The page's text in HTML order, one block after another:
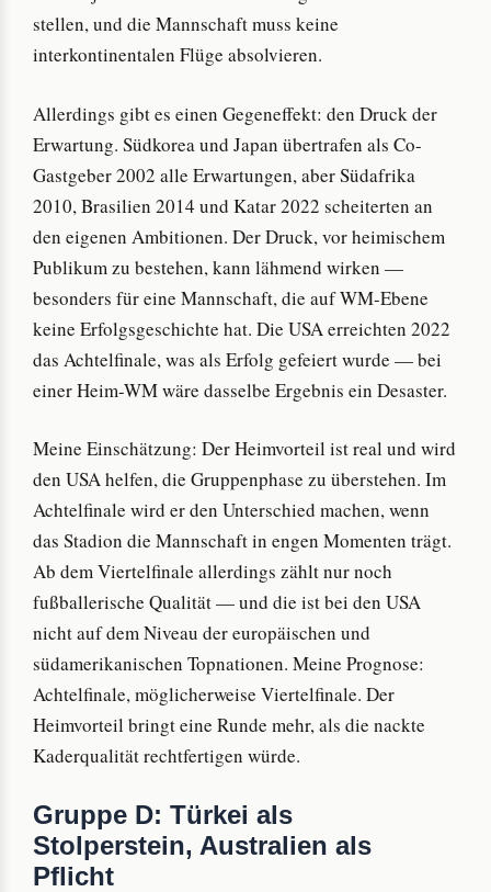
stellen, und die Mannschaft muss keine
interkontinentalen Flüge absolvieren.
Allerdings gibt es einen Gegeneffekt: den Druck der
Erwartung. Südkorea und Japan übertrafen als Co-
Gastgeber 2002 alle Erwartungen, aber Südafrika
2010, Brasilien 2014 und Katar 2022 scheiterten an
den eigenen Ambitionen. Der Druck, vor heimischem
Publikum zu bestehen, kann lähmend wirken —
besonders für eine Mannschaft, die auf WM-Ebene
keine Erfolgsgeschichte hat. Die USA erreichten 2022
das Achtelfinale, was als Erfolg gefeiert wurde — bei
einer Heim-WM wäre dasselbe Ergebnis ein Desaster.
Meine Einschätzung: Der Heimvorteil ist real und wird
den USA helfen, die Gruppenphase zu überstehen. Im
Achtelfinale wird er den Unterschied machen, wenn
das Stadion die Mannschaft in engen Momenten trägt.
Ab dem Viertelfinale allerdings zählt nur noch
fußballerische Qualität — und die ist bei den USA
nicht auf dem Niveau der europäischen und
südamerikanischen Topnationen. Meine Prognose:
Achtelfinale, möglicherweise Viertelfinale. Der
Heimvorteil bringt eine Runde mehr, als die nackte
Kaderqualität rechtfertigen würde.
Gruppe D: Türkei als
Stolperstein, Australien als
Pflicht